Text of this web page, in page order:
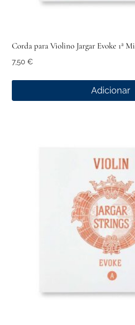
Corda para Violino Jargar Evoke 1ª Mi
7,50 €
Adicionar